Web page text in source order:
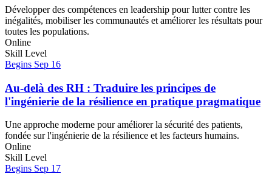
Développer des compétences en leadership pour lutter contre les
inégalités, mobiliser les communautés et améliorer les résultats pour
toutes les populations.
Online
Skill Level
Begins Sep 16
Au-delà des RH : Traduire les principes de
l'ingénierie de la résilience en pratique pragmatique
Une approche moderne pour améliorer la sécurité des patients,
fondée sur l'ingénierie de la résilience et les facteurs humains.
Online
Skill Level
Begins Sep 17